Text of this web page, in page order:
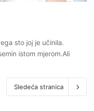
sto joj je učinila.
istom mjerom.Ali
Sledeća stranica